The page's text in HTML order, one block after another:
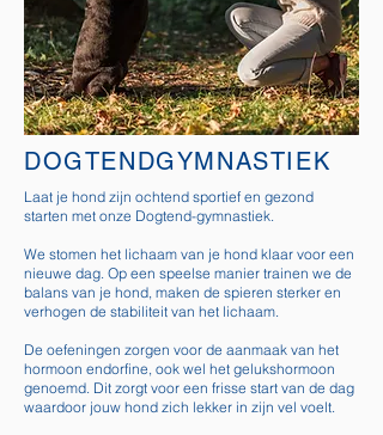
DOGTENDGYMNASTIEK
Laat je hond zijn ochtend sportief en gezond
starten met onze Dogtend-gymnastiek.
We stomen het lichaam van je hond klaar voor een
nieuwe dag. Op een speelse manier trainen we de
balans van je hond, maken de spieren sterker en
verhogen de stabiliteit van het lichaam.
De oefeningen zorgen voor de aanmaak van het
hormoon endorfine, ook wel het gelukshormoon
genoemd. Dit zorgt voor een frisse start van de dag
waardoor jouw hond zich lekker in zijn vel voelt.